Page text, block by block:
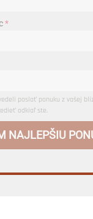
*
poslať ponuku z vašej
odkiaľ ste.
NAJLEPŠIU